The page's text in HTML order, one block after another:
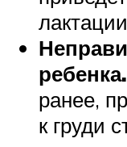
ребенка.
ранее,
к груди